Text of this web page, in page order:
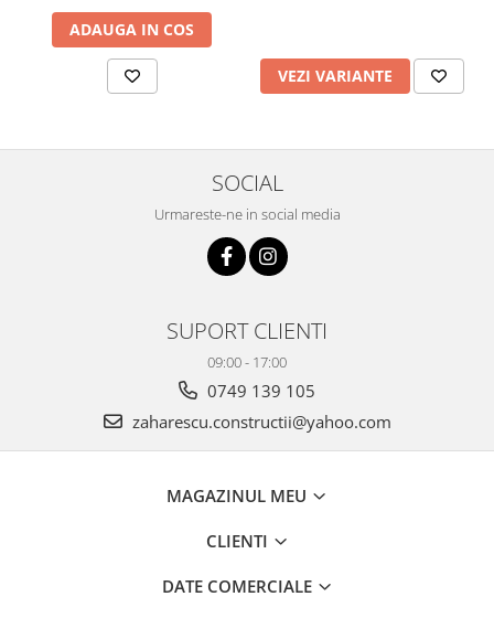
ADAUGA IN COS
VEZI VARIANTE
SOCIAL
Urmareste-ne in social media
SUPORT CLIENTI
09:00 - 17:00
0749 139 105
zaharescu.constructii@yahoo.com
MAGAZINUL MEU
CLIENTI
DATE COMERCIALE